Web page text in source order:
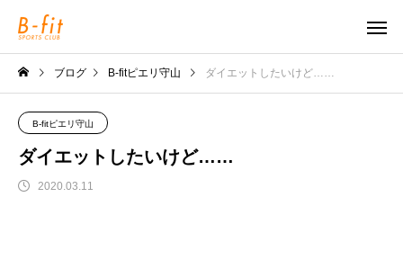
ブログ B-fitピエリ守山 ダイエットしたいけど……
B-fitピエリ守山
ダイエットしたいけど……
2020.03.11